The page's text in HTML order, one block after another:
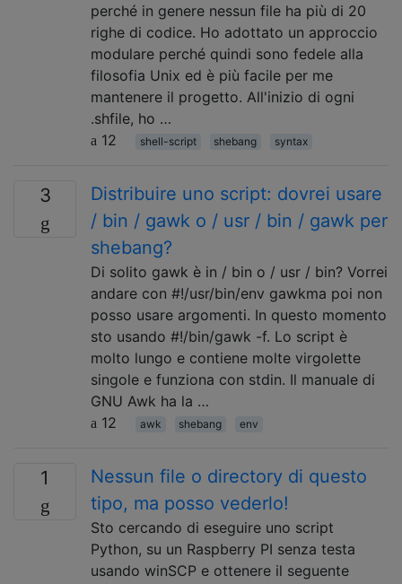
perché in genere nessun file ha più di 20
righe di codice. Ho adottato un approccio
modulare perché quindi sono fedele alla
filosofia Unix ed è più facile per me
mantenere il progetto. All'inizio di ogni
.shfile, ho …
12
shell-script shebang syntax
3
Distribuire uno script: dovrei usare
/ bin / gawk o / usr / bin / gawk per
shebang?
Di solito gawk è in / bin o / usr / bin? Vorrei
andare con #!/usr/bin/env gawkma poi non
posso usare argomenti. In questo momento
sto usando #!/bin/gawk -f. Lo script è
molto lungo e contiene molte virgolette
singole e funziona con stdin. Il manuale di
GNU Awk ha la …
12
awk shebang env
1
Nessun file o directory di questo
tipo, ma posso vederlo!
Sto cercando di eseguire uno script
Python, su un Raspberry PI senza testa
usando winSCP e ottenere il seguente